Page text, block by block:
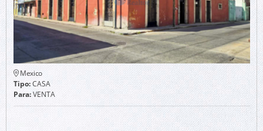
Mexico
Tipo:CASA
Para:VENTA